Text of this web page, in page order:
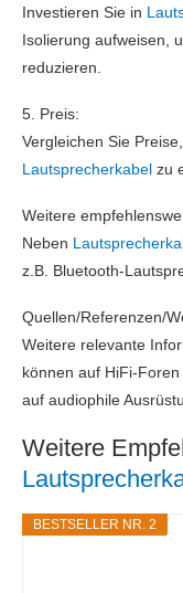
Investieren Sie in
Isolierung aufweisen,
reduzieren.
5. Preis:
Vergleichen Sie
Lautsprecherkabel zu
Weitere
Neben
z.B. Bluetooth-
Quellen/Referenzen/
Weitere relevante
können auf HiFi-
auf audiophile
Weitere
BESTSELLER NR. 2